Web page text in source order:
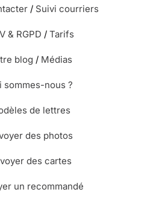
/ Suivi courriers
& RGPD / Tarifs
blog / Médias
sommes-nous ?
de lettres
des photos
des cartes
un recommandé